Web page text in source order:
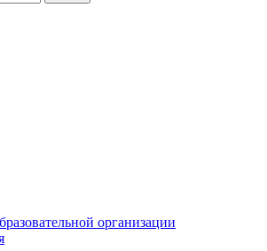
организации